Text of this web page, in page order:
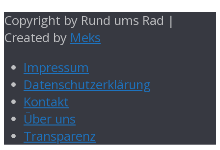
Copyright by Rund ums Rad |
Created by Meks
Impressum
Datenschutzerklärung
Kontakt
Über uns
Transparenz